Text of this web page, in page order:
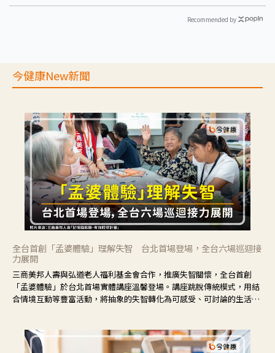
Recommended by
今健康New新聞
全台首創「孟婆體驗」理解失智 台北首場登場，全台六場巡迴接
力展開
三商美邦人壽與弘道老人福利基金會合作，推廣失智關懷，全台首創
「孟婆體驗」於台北首場實體講座溫馨登場。講座跳脫傳統模式，用結
合情境互動等豐富活動，將抽象的失智轉化為可感受、可討論的生活情